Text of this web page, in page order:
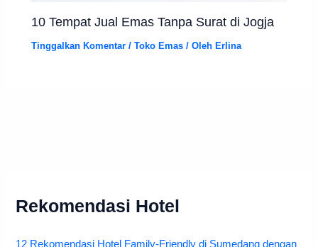
10 Tempat Jual Emas Tanpa Surat di Jogja
Tinggalkan Komentar /Toko Emas / Oleh Erlina
Rekomendasi Hotel
12 Rekomendasi Hotel Family-Friendly di Sumedang dengan